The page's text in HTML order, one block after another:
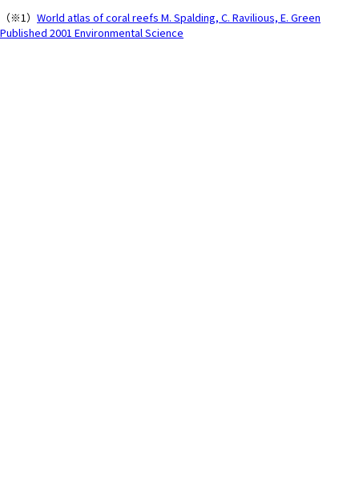
（※1） World atlas of coral reefs M. Spalding, C. Ravilious, E. Green
Published 2001 Environmental Science